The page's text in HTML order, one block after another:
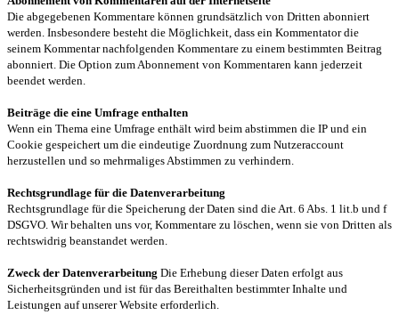
Die abgegebenen Kommentare können grundsätzlich von Dritten abonniert
werden. Insbesondere besteht die Möglichkeit, dass ein Kommentator die
seinem Kommentar nachfolgenden Kommentare zu einem bestimmten Beitrag
abonniert. Die Option zum Abonnement von Kommentaren kann jederzeit
beendet werden.
Beiträge die eine Umfrage enthalten
Wenn ein Thema eine Umfrage enthält wird beim abstimmen die IP und ein
Cookie gespeichert um die eindeutige Zuordnung zum Nutzeraccount
herzustellen und so mehrmaliges Abstimmen zu verhindern.
Rechtsgrundlage für die Datenverarbeitung
Rechtsgrundlage für die Speicherung der Daten sind die Art. 6 Abs. 1 lit.b und f
DSGVO. Wir behalten uns vor, Kommentare zu löschen, wenn sie von Dritten als
rechtswidrig beanstandet werden.
Zweck der Datenverarbeitung Die Erhebung dieser Daten erfolgt aus
Sicherheitsgründen und ist für das Bereithalten bestimmter Inhalte und
Leistungen auf unserer Website erforderlich.